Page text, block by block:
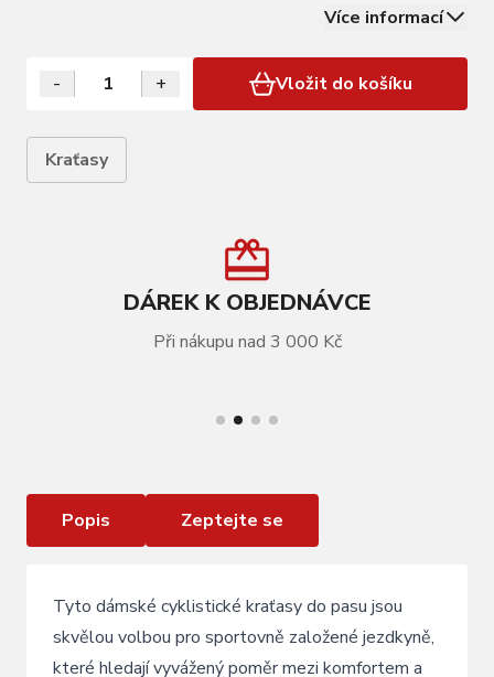
FORCE, která poskytuje spolehlivou oporu při středně
dlouhých vyjížďkách. Široký protiskluzný lem…
Více informací
- + Vložit do košíku
Kraťasy
DÁREK K OBJEDNÁVCE
Při nákupu nad 3 000 Kč
Popis Zeptejte se
Tyto dámské cyklistické kraťasy do pasu jsou
skvělou volbou pro sportovně založené jezdkyně,
které hledají vyvážený poměr mezi komfortem a